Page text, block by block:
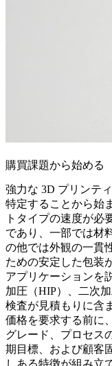
購買課題から始める
強力な 3D プリンテ
特定することから始
トタイプの速度が必
であり、一部では材
の他では外観の一貫
ための安定した包装
アプリケーションを
加圧（HIP）
、二次
検査が見積もりに含
価格を要求する前に
グレード、プロセス
期目標、および顧客
しある特徴が組み立